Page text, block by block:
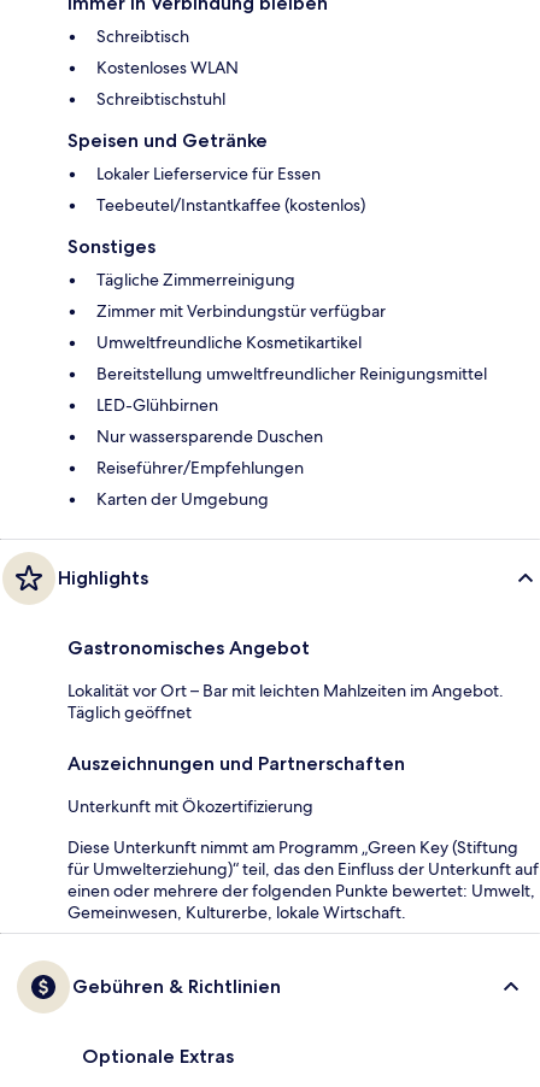
Schreibtisch
Kostenloses WLAN
Schreibtischstuhl
Speisen und Getränke
Lokaler Lieferservice für Essen
Teebeutel/Instantkaffee (kostenlos)
Sonstiges
Tägliche Zimmerreinigung
Zimmer mit Verbindungstür verfügbar
Umweltfreundliche Kosmetikartikel
Bereitstellung umweltfreundlicher Reinigungsmittel
LED-Glühbirnen
Nur wassersparende Duschen
Reiseführer/Empfehlungen
Karten der Umgebung
Highlights
Gastronomisches Angebot
Lokalität vor Ort – Bar mit leichten Mahlzeiten im Angebot.
Täglich geöffnet
Auszeichnungen und Partnerschaften
Unterkunft mit Ökozertifizierung
Diese Unterkunft nimmt am Programm „Green Key (Stiftung
für Umwelterziehung)“ teil, das den Einfluss der Unterkunft auf
einen oder mehrere der folgenden Punkte bewertet: Umwelt,
Gemeinwesen, Kulturerbe, lokale Wirtschaft.
Gebühren & Richtlinien
Optionale Extras